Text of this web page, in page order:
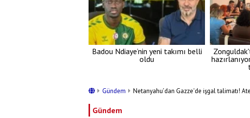
Badou Ndiaye’nin yeni takımı belli
oldu
Gündem Netanyahu’dan Gazze'de işgal talimatı!
Gündem